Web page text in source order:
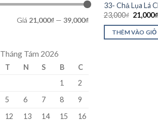
Giá 21,000₫ — 39,000₫
Tháng Tám 2026
T N S B
C
1
2
5 6 7 8
9
12 13 14 15
16
33- Chả Lụa Lá
23,000₫ 21,000₫
THÊM VÀO